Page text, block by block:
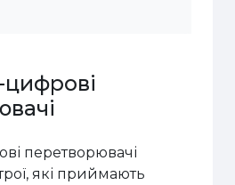
цифрові
перетворювачі
які приймають